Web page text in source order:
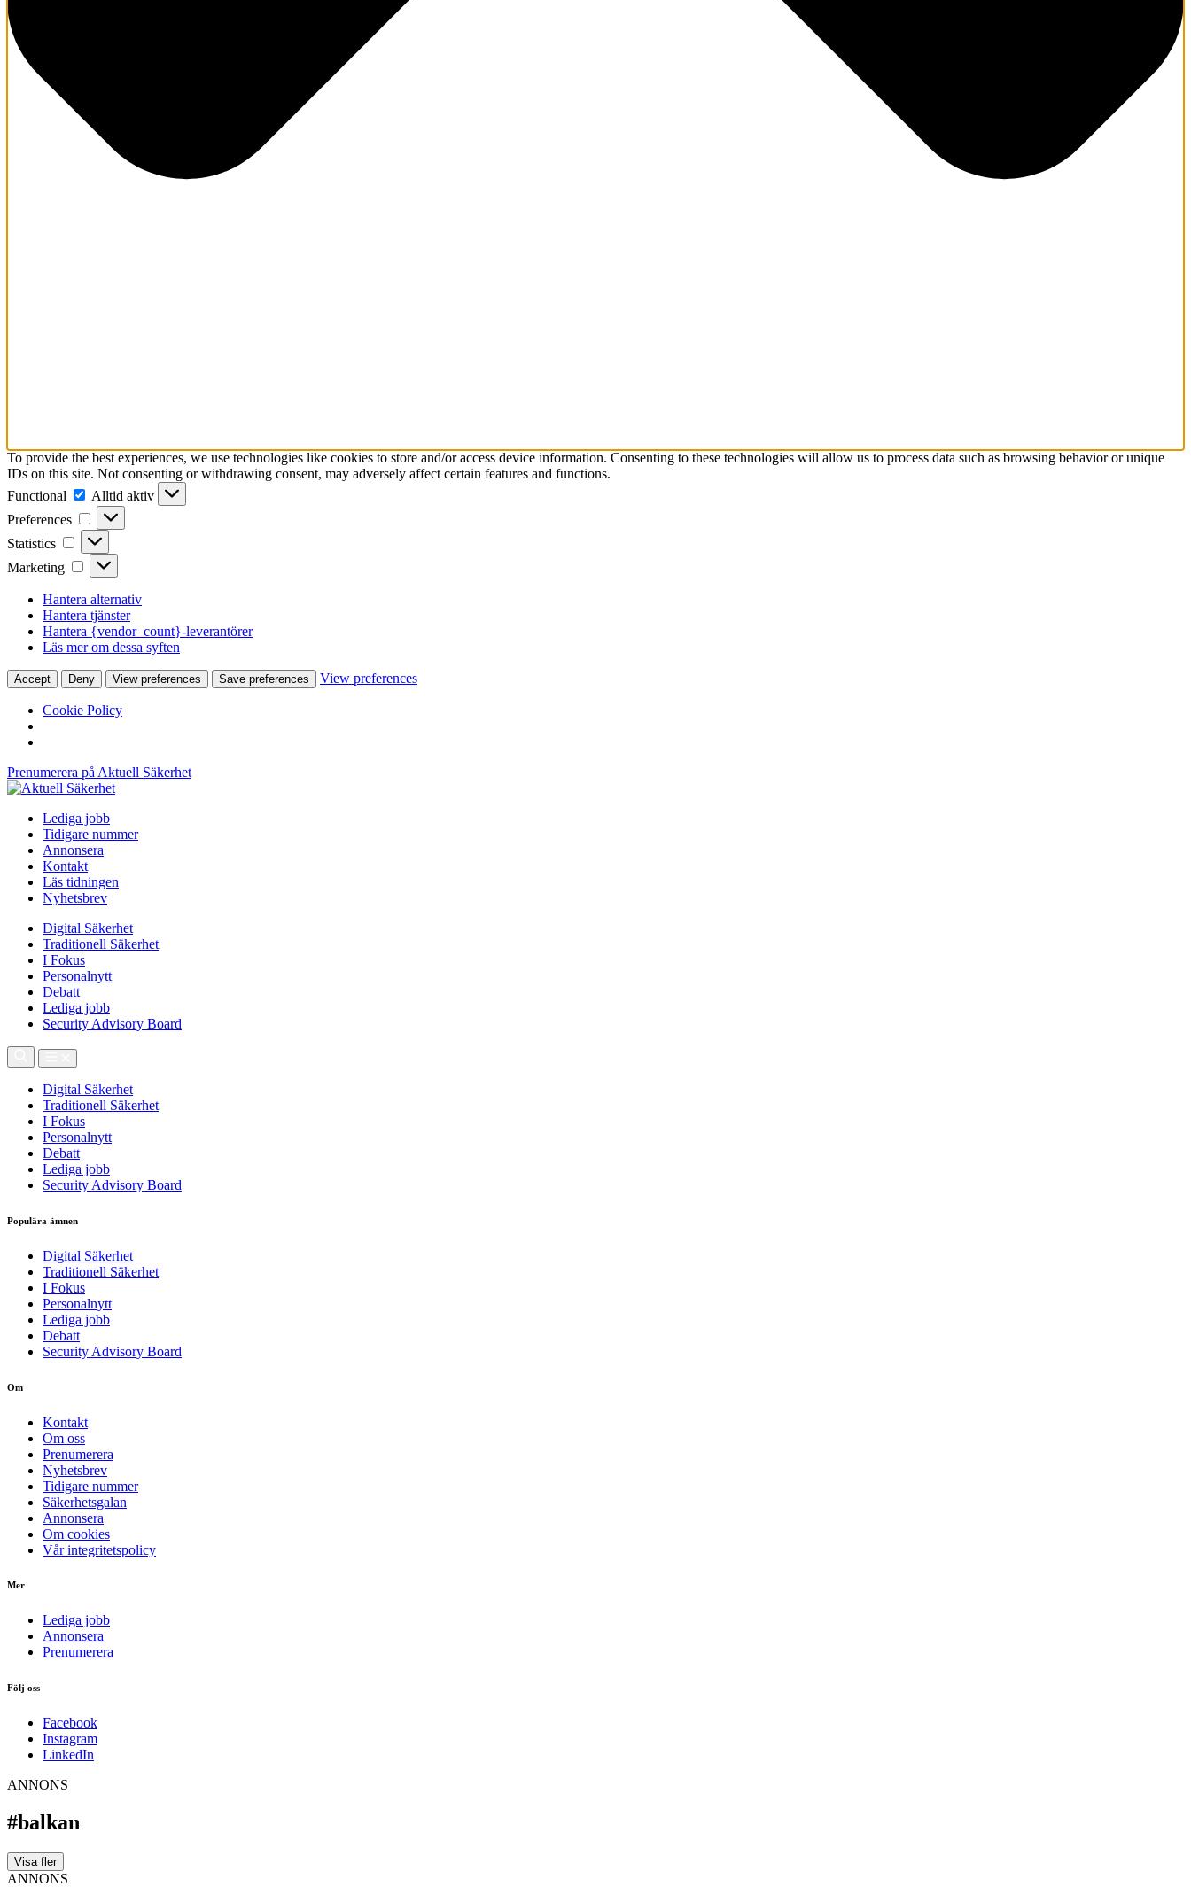
To provide the best experiences, we use technologies like cookies to store and/or access device information. Consenting to these technologies will allow us to process data such as browsing behavior or unique
IDs on this site. Not consenting or withdrawing consent, may adversely affect certain features and functions.
Functional
Functional
Alltid aktiv
Preferences
Preferences
Statistics Statistics
Marketing Marketing
Hantera alternativ
Hantera tjänster
Hantera {vendor_count}-leverantörer
Läs mer om dessa syften
Accept Deny View preferences Save preferences View preferences
Cookie Policy
Prenumerera på Aktuell Säkerhet
Lediga jobb
Tidigare nummer
Annonsera
Kontakt
Läs tidningen
Nyhetsbrev
Digital Säkerhet
Traditionell Säkerhet
I Fokus
Personalnytt
Debatt
Lediga jobb
Security Advisory Board
Digital Säkerhet
Traditionell Säkerhet
I Fokus
Personalnytt
Debatt
Lediga jobb
Security Advisory Board
Populära ämnen
Digital Säkerhet
Traditionell Säkerhet
I Fokus
Personalnytt
Lediga jobb
Debatt
Security Advisory Board
Om
Kontakt
Om oss
Prenumerera
Nyhetsbrev
Tidigare nummer
Säkerhetsgalan
Annonsera
Om cookies
Vår integritetspolicy
Mer
Lediga jobb
Annonsera
Prenumerera
Följ oss
Facebook
Instagram
LinkedIn
ANNONS
#balkan
Visa fler
ANNONS